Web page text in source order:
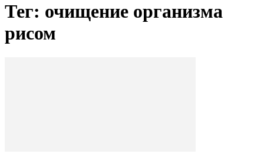
Тег: очищение организма
рисом